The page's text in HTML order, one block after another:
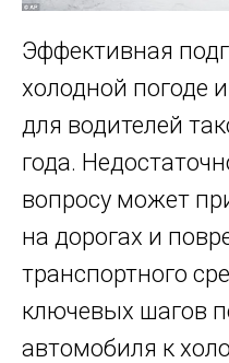
Эффективная
холодной погоде
для водителей
года.
вопросу может
на дорогах и
транспортного
ключевых шагов
автомобиля к